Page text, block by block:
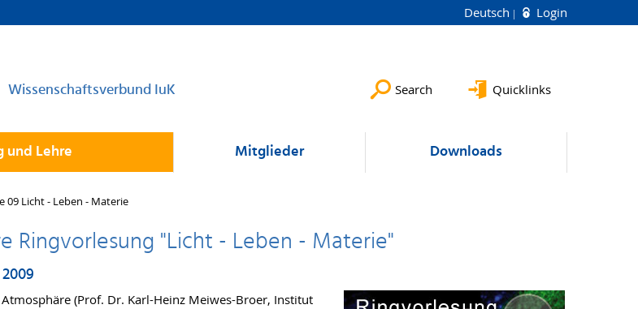
Deutsch Login
Wissenschaftsverbund IuK Search Quicklinks
und Lehre Mitglieder Downloads
09 Licht - Leben - Materie
Ringvorlesung "Licht - Leben - Materie"
(Prof. Dr. Karl-Heinz Meiwes-Broer, Institut